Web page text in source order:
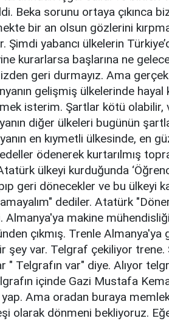
Beka sorunu ortaya çıkınca
bir an olsun gözlerini
Şimdi yabancı ülkelerin
kurarlarsa başlarına ne
geri durmayız. Ama
gelişmiş ülkelerinde hayal
isterim. Şartlar kötü olabilir,
diğer ülkeleri bugünün
en kıymetli ülkesinde, en
ödenerek kurtarılmış
ülkeyi kurduğunda
geri dönecekler ve bu ülkeyi
dediler. Atatürk
Almanya'ya makine
çıkmış. Trenle
şey var. Telgraf çekiliyor
" Telgrafın var" diye. Alıyor
içinde Gazi Mustafa
Ama oradan buraya
olarak dönmeni bekliyoruz.